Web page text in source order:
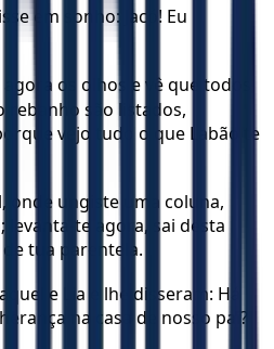
em sonho: Jacó! Eu
os olhos e vê que todos
rebanho são listados,
vejo tudo o que Labão te
onde ungiste uma coluna,
levanta-te agora, sai desta
tua parentela.
e Lia e lhe disseram: Há
na casa de nosso pai?